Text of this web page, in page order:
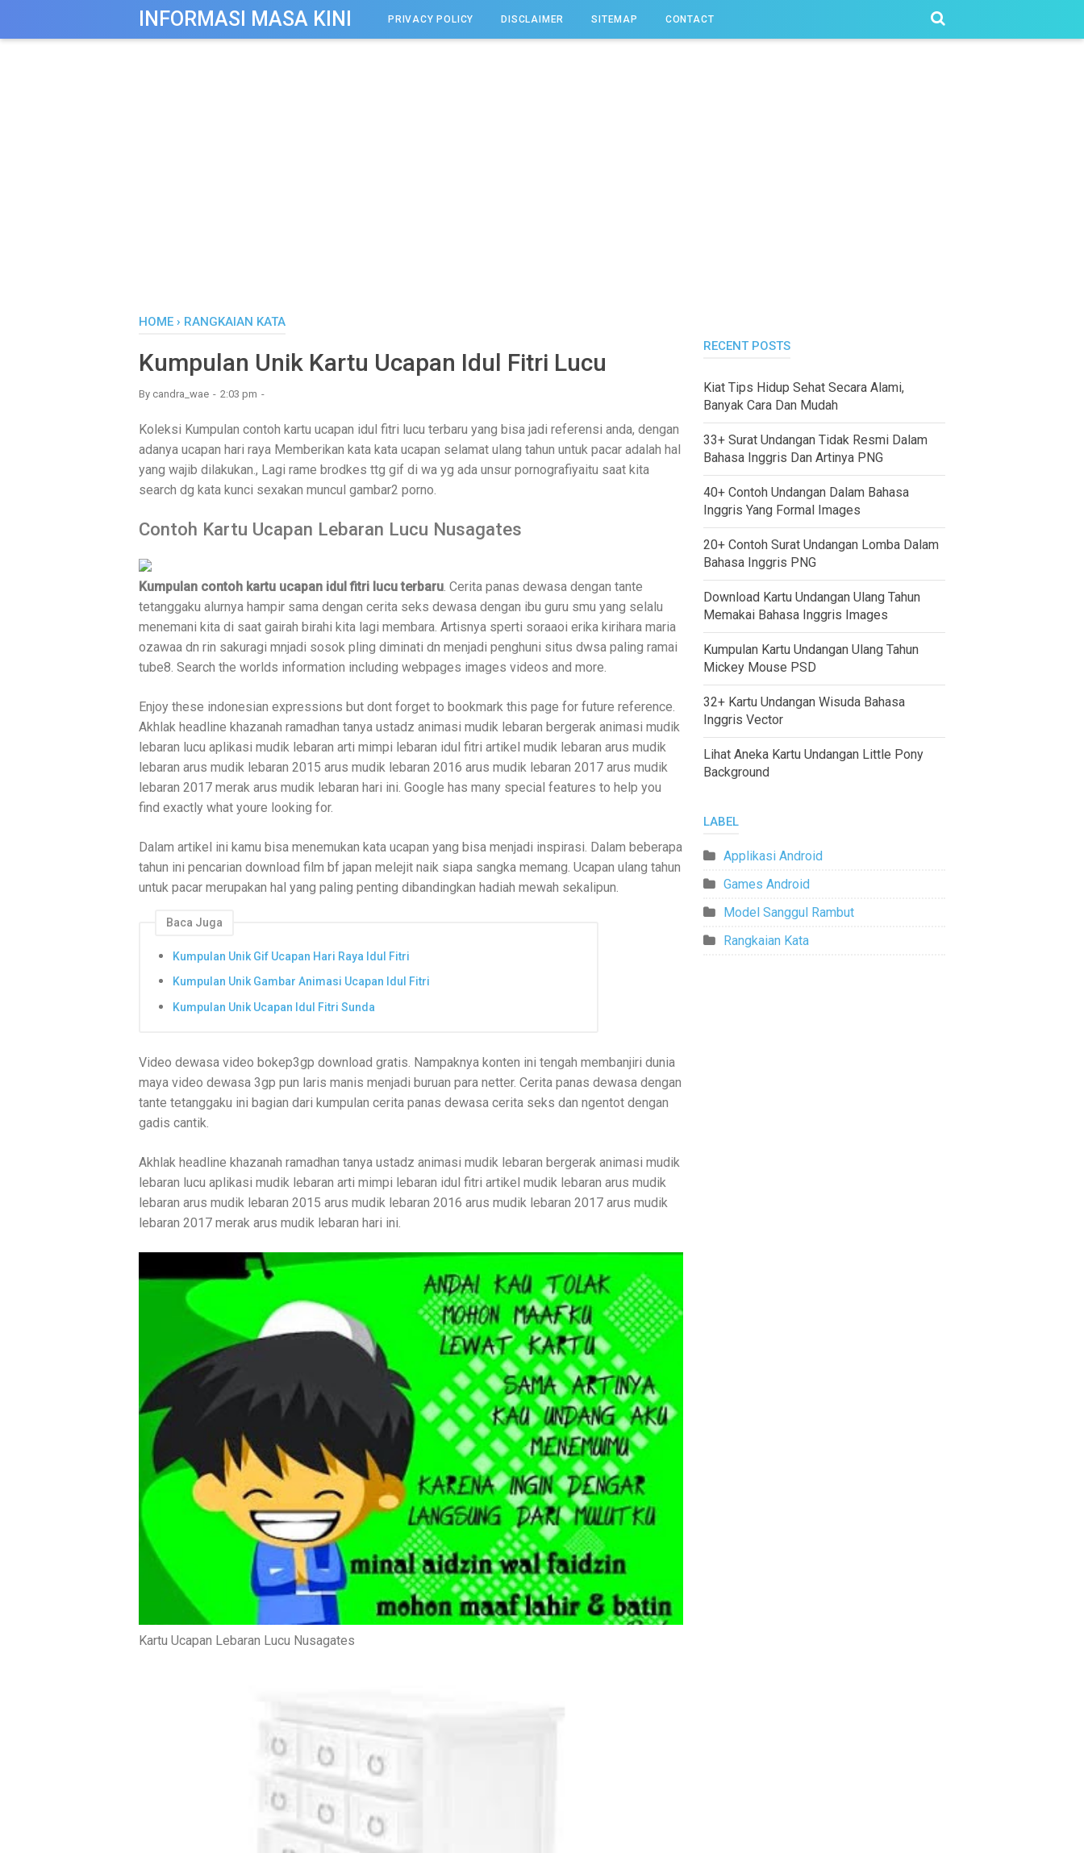
INFORMASI MASA KINI PRIVACY POLICY DISCLAIMER SITEMAP CONTACT
HOME › RANGKAIAN KATA
Kumpulan Unik Kartu Ucapan Idul Fitri Lucu
By candra_wae 2:03 pm
Koleksi Kumpulan contoh kartu ucapan idul fitri lucu terbaru yang bisa jadi referensi anda, dengan
adanya ucapan hari raya Memberikan kata kata ucapan selamat ulang tahun untuk pacar adalah hal
yang wajib dilakukan., Lagi rame brodkes ttg gif di wa yg ada unsur pornografiyaitu saat kita
search dg kata kunci sexakan muncul gambar2 porno.
Contoh Kartu Ucapan Lebaran Lucu Nusagates
Kumpulan contoh kartu ucapan idul fitri lucu terbaru. Cerita panas dewasa dengan tante
tetanggaku alurnya hampir sama dengan cerita seks dewasa dengan ibu guru smu yang selalu
menemani kita di saat gairah birahi kita lagi membara. Artisnya sperti soraaoi erika kirihara maria
ozawaa dn rin sakuragi mnjadi sosok pling diminati dn menjadi penghuni situs dwsa paling ramai
tube8. Search the worlds information including webpages images videos and more.
Enjoy these indonesian expressions but dont forget to bookmark this page for future reference.
Akhlak headline khazanah ramadhan tanya ustadz animasi mudik lebaran bergerak animasi mudik
lebaran lucu aplikasi mudik lebaran arti mimpi lebaran idul fitri artikel mudik lebaran arus mudik
lebaran arus mudik lebaran 2015 arus mudik lebaran 2016 arus mudik lebaran 2017 arus mudik
lebaran 2017 merak arus mudik lebaran hari ini. Google has many special features to help you
find exactly what youre looking for.
Dalam artikel ini kamu bisa menemukan kata ucapan yang bisa menjadi inspirasi. Dalam beberapa
tahun ini pencarian download film bf japan melejit naik siapa sangka memang. Ucapan ulang tahun
untuk pacar merupakan hal yang paling penting dibandingkan hadiah mewah sekalipun.
Baca Juga
Kumpulan Unik Gif Ucapan Hari Raya Idul Fitri
Kumpulan Unik Gambar Animasi Ucapan Idul Fitri
Kumpulan Unik Ucapan Idul Fitri Sunda
Video dewasa video bokep3gp download gratis. Nampaknya konten ini tengah membanjiri dunia
maya video dewasa 3gp pun laris manis menjadi buruan para netter. Cerita panas dewasa dengan
tante tetanggaku ini bagian dari kumpulan cerita panas dewasa cerita seks dan ngentot dengan
gadis cantik.
Akhlak headline khazanah ramadhan tanya ustadz animasi mudik lebaran bergerak animasi mudik
lebaran lucu aplikasi mudik lebaran arti mimpi lebaran idul fitri artikel mudik lebaran arus mudik
lebaran arus mudik lebaran 2015 arus mudik lebaran 2016 arus mudik lebaran 2017 arus mudik
lebaran 2017 merak arus mudik lebaran hari ini.
Kartu Ucapan Lebaran Lucu Nusagates
RECENT POSTS
Kiat Tips Hidup Sehat Secara Alami,
Banyak Cara Dan Mudah
33+ Surat Undangan Tidak Resmi Dalam
Bahasa Inggris Dan Artinya PNG
40+ Contoh Undangan Dalam Bahasa
Inggris Yang Formal Images
20+ Contoh Surat Undangan Lomba Dalam
Bahasa Inggris PNG
Download Kartu Undangan Ulang Tahun
Memakai Bahasa Inggris Images
Kumpulan Kartu Undangan Ulang Tahun
Mickey Mouse PSD
32+ Kartu Undangan Wisuda Bahasa
Inggris Vector
Lihat Aneka Kartu Undangan Little Pony
Background
LABEL
Applikasi Android
Games Android
Model Sanggul Rambut
Rangkaian Kata